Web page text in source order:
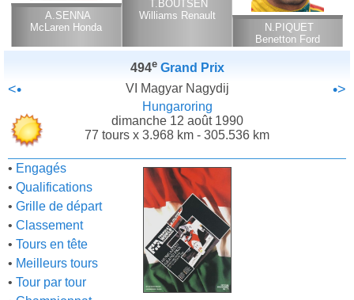
A.SENNA
McLaren Honda
T.BOUTSEN
Williams Renault
N.PIQUET
Benetton Ford
Cosworth
494e Grand Prix
<• VI Magyar Nagydij •>
Hungaroring
dimanche 12 août 1990
77 tours x 3.968 km - 305.536 km
• Engagés
• Qualifications
• Grille de départ
• Classement
• Tours en tête
• Meilleurs tours
• Tour par tour